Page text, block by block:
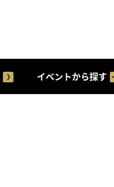
イベントから探す